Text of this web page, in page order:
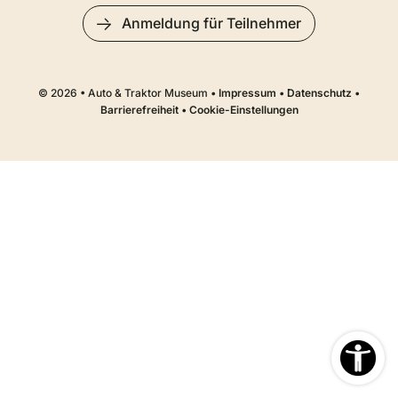
Anmeldung für Teilnehmer
© 2026 • Auto & Traktor Museum • Impressum • Datenschutz •
Barrierefreiheit• Cookie-Einstellungen